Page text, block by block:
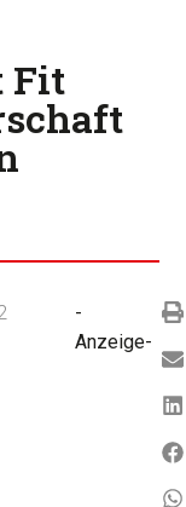
Fit
-
Anzeige-